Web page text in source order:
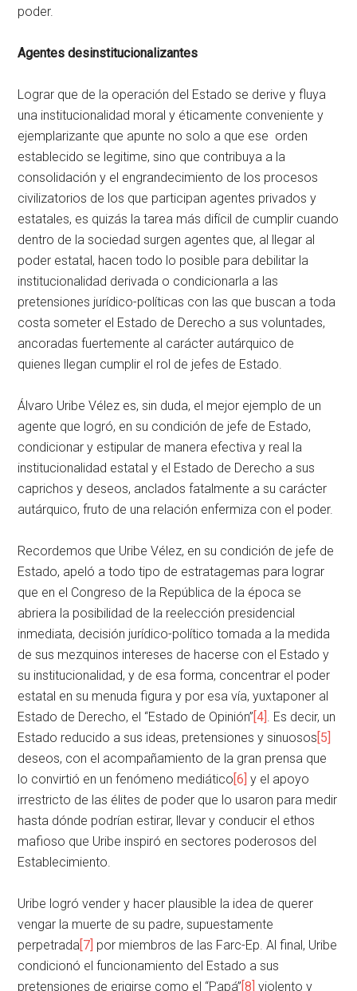
poder.
Agentes desinstitucionalizantes
Lograr que de la operación del Estado se derive y fluya
una institucionalidad moral y éticamente conveniente y
ejemplarizante que apunte no solo a que ese orden
establecido se legitime, sino que contribuya a la
consolidación y el engrandecimiento de los procesos
civilizatorios de los que participan agentes privados y
estatales, es quizás la tarea más difícil de cumplir cuando
dentro de la sociedad surgen agentes que, al llegar al
poder estatal, hacen todo lo posible para debilitar la
institucionalidad derivada o condicionarla a las
pretensiones jurídico-políticas con las que buscan a toda
costa someter el Estado de Derecho a sus voluntades,
ancoradas fuertemente al carácter autárquico de
quienes llegan cumplir el rol de jefes de Estado.
Álvaro Uribe Vélez es, sin duda, el mejor ejemplo de un
agente que logró, en su condición de jefe de Estado,
condicionar y estipular de manera efectiva y real la
institucionalidad estatal y el Estado de Derecho a sus
caprichos y deseos, anclados fatalmente a su carácter
autárquico, fruto de una relación enfermiza con el poder.
Recordemos que Uribe Vélez, en su condición de jefe de
Estado, apeló a todo tipo de estratagemas para lograr
que en el Congreso de la República de la época se
abriera la posibilidad de la reelección presidencial
inmediata, decisión jurídico-político tomada a la medida
de sus mezquinos intereses de hacerse con el Estado y
su institucionalidad, y de esa forma, concentrar el poder
estatal en su menuda figura y por esa vía, yuxtaponer al
Estado de Derecho, el “Estado de Opinión”[4]. Es decir, un
Estado reducido a sus ideas, pretensiones y sinuosos[5]
deseos, con el acompañamiento de la gran prensa que
lo convirtió en un fenómeno mediático[6] y el apoyo
irrestricto de las élites de poder que lo usaron para medir
hasta dónde podrían estirar, llevar y conducir el ethos
mafioso que Uribe inspiró en sectores poderosos del
Establecimiento.
Uribe logró vender y hacer plausible la idea de querer
vengar la muerte de su padre, supuestamente
perpetrada[7] por miembros de las Farc-Ep. Al final, Uribe
condicionó el funcionamiento del Estado a sus
pretensiones de erigirse como el “Papá”[8] violento y